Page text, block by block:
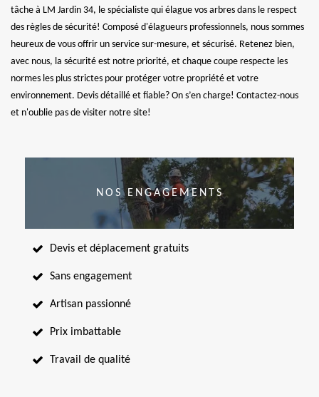
tâche à LM Jardin 34, le spécialiste qui élague vos arbres dans le respect
des règles de sécurité! Composé d'élagueurs professionnels, nous sommes
heureux de vous offrir un service sur-mesure, et sécurisé. Retenez bien,
avec nous, la sécurité est notre priorité, et chaque coupe respecte les
normes les plus strictes pour protéger votre propriété et votre
environnement. Devis détaillé et fiable? On s’en charge! Contactez-nous
et n'oublie pas de visiter notre site!
NOS ENGAGEMENTS
Devis et déplacement gratuits
Sans engagement
Artisan passionné
Prix imbattable
Travail de qualité